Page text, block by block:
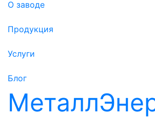
О заводе
Продукция
Услуги
Блог